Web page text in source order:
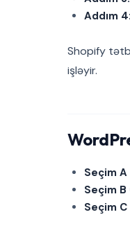
Addım 4:
Shopify
işləyir.
Seçim
Seçim
Seçim